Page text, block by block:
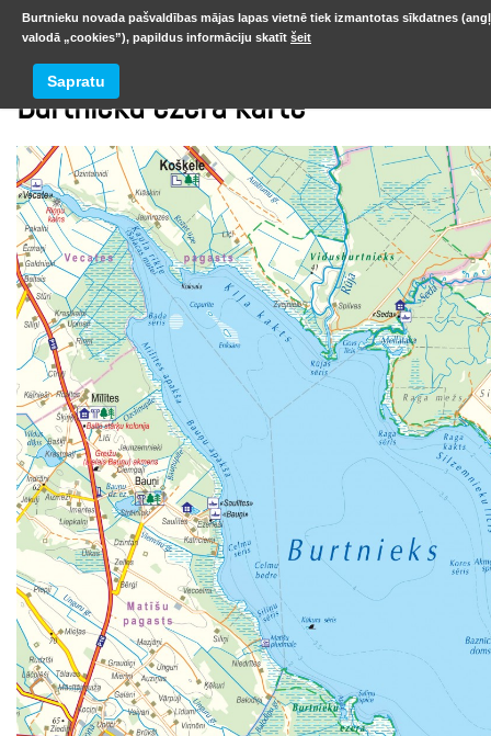
Burtnieku ezera karte
Burtnieku novada pašvaldības mājas lapas vietnē tiek izmantotas sīkdatnes
valodā „cookies”), papildus informāciju skatīt šeit
Sapratu